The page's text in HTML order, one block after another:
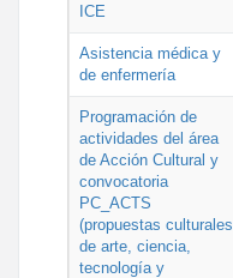
ICE
Asistencia médica y
de enfermería
Programación de
actividades del área
de Acción Cultural y
convocatoria
PC_ACTS
(propuestas culturales
de arte, ciencia,
tecnología y